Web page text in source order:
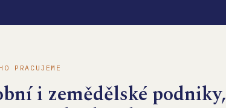
PRACUJEME
i zemědělské podniky,